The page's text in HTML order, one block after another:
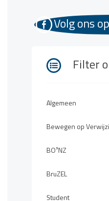
Filter
Algemeen
Bewegen op
BO³NZ
BruZEL
Student
Volg ons